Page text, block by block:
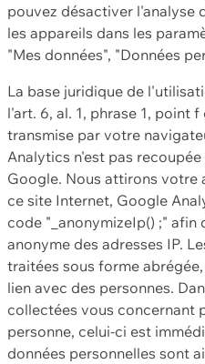
pouvez désactiver l'analyse
les appareils dans les
"Mes données", "Données
La base juridique de
l'art. 6, al. 1, phrase 1, point f
transmise par votre
Analytics n'est pas
Google. Nous attirons votre
ce site Internet, Google
code "_anonymizeIp() ;" afin
anonyme des adresses IP.
traitées sous forme
lien avec des personnes.
collectées vous concernant
personne, celui-ci est
données personnelles sont